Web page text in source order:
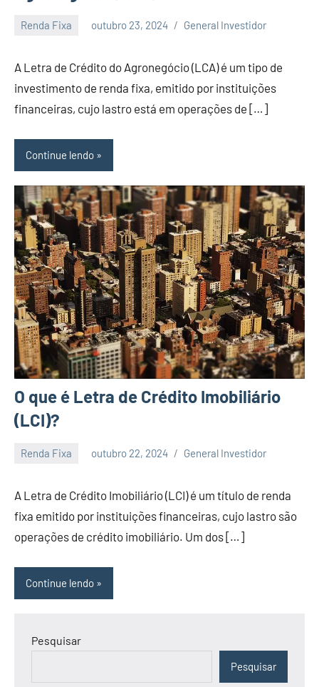
sobre
investimentos
Renda Fixa outubro 23, 2024 General Investidor
A Letra de Crédito do Agronegócio (LCA) é um tipo de
investimento de renda fixa, emitido por instituições
financeiras, cujo lastro está em operações de […]
Continue lendo
O que é Letra de Crédito Imobiliário
(LCI)?
Renda Fixa outubro 22, 2024 General Investidor
A Letra de Crédito Imobiliário (LCI) é um título de renda
fixa emitido por instituições financeiras, cujo lastro são
operações de crédito imobiliário. Um dos […]
Continue lendo
Pesquisar
Pesquisar